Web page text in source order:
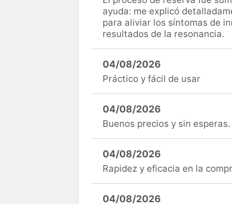
ayuda: me explicó
para aliviar los síntomas de
resultados de la resonancia.
04/08/2026
Práctico y fácil de usar
04/08/2026
Buenos precios y sin
04/08/2026
Rapidez y eficacia en la
04/08/2026